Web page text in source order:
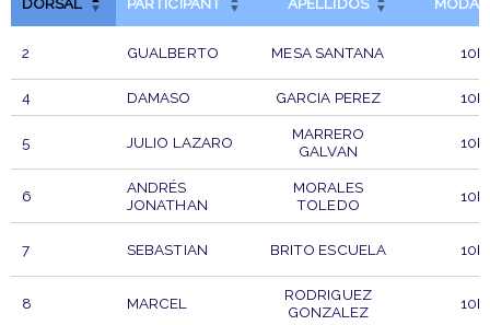
2 GUALBERTO MESA SANTANA
4 DAMASO GARCIA PEREZ
5 JULIO LAZARO
MARRERO
GALVAN
6
ANDRÉS
JONATHAN
MORALES
TOLEDO
7 SEBASTIAN BRITO ESCUELA
8 MARCEL
RODRIGUEZ
GONZALEZ